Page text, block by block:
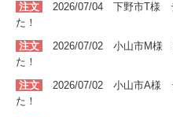
注文
2026/07/04 下野市T様
た！
注文
2026/07/02 小山市M様
た！
注文
2026/07/02 小山市A様
た！